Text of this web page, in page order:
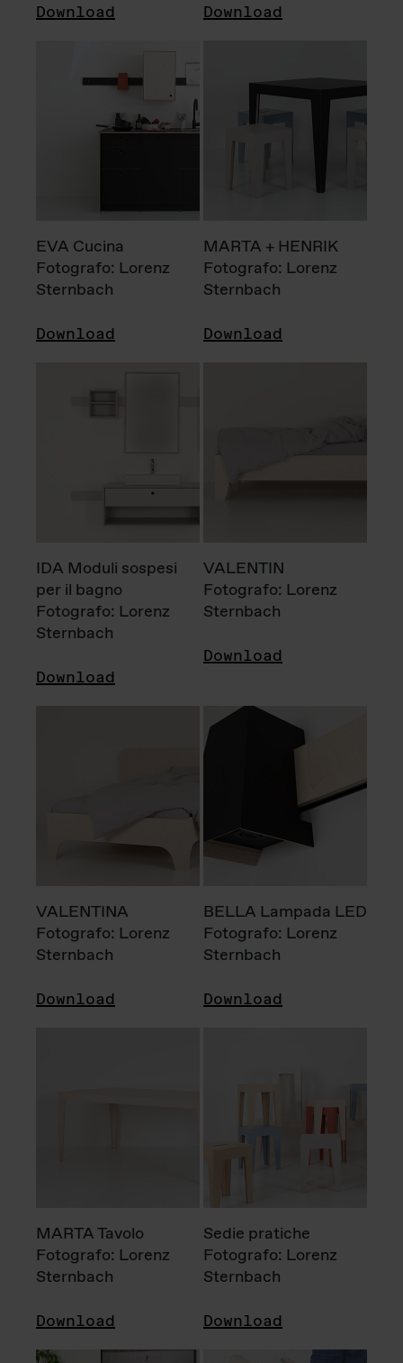
Download Download
EVA Cucina
Fotografo: Lorenz
Sternbach
Download
MARTA + HENRIK
Fotografo: Lorenz
Sternbach
Download
IDA Moduli sospesi
per il bagno
Fotografo: Lorenz
Sternbach
Download
VALENTIN
Fotografo: Lorenz
Sternbach
Download
VALENTINA
Fotografo: Lorenz
Sternbach
Download
BELLA Lampada LED
Fotografo: Lorenz
Sternbach
Download
MARTA Tavolo
Fotografo: Lorenz
Sternbach
Download
Sedie pratiche
Fotografo: Lorenz
Sternbach
Download